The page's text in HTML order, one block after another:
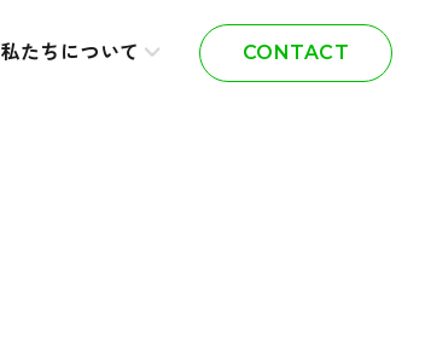
私たちについて CONTACT